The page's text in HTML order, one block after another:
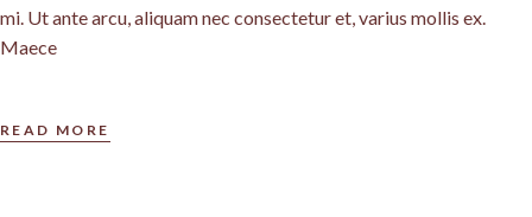
mi. Ut ante arcu, aliquam nec consectetur et, varius mollis ex.
Maece
READ MORE